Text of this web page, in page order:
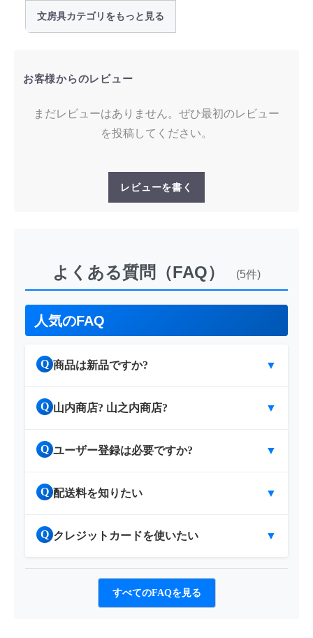
文房具カテゴリをもっと見る
お客様からのレビュー
まだレビューはありません。ぜひ最初のレビュー
を投稿してください。
レビューを書く
よくある質問（FAQ） (5件)
人気のFAQ
Q 商品は新品ですか? ▼
Q 山内商店? 山之内商店? ▼
Q ユーザー登録は必要ですか? ▼
Q 配送料を知りたい ▼
Q クレジットカードを使いたい ▼
すべてのFAQを見る